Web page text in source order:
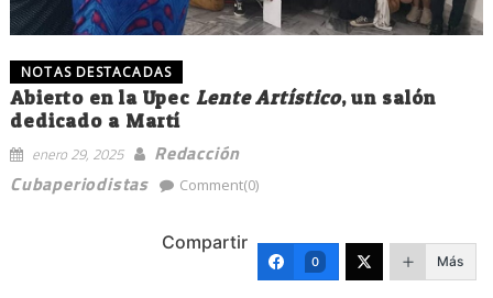
NOTAS DESTACADAS
Abierto en la Upec Lente Artístico, un salón
dedicado a Martí
enero 29, 2025
Redacción
Cubaperiodistas
Comment(0)
Compartir
0 Más